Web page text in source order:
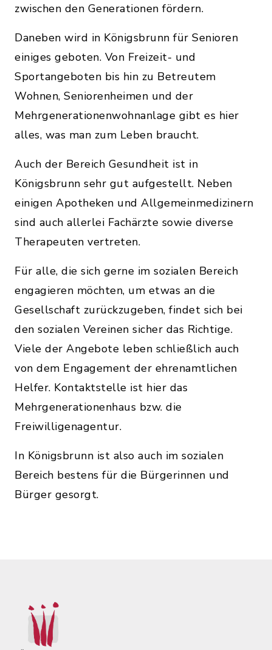
zwischen den Generationen fördern.
Daneben wird in Königsbrunn für Senioren
einiges geboten. Von Freizeit- und
Sportangeboten bis hin zu Betreutem
Wohnen, Seniorenheimen und der
Mehrgenerationenwohnanlage gibt es hier
alles, was man zum Leben braucht.
Auch der Bereich Gesundheit ist in
Königsbrunn sehr gut aufgestellt. Neben
einigen Apotheken und Allgemeinmedizinern
sind auch allerlei Fachärzte sowie diverse
Therapeuten vertreten.
Für alle, die sich gerne im sozialen Bereich
engagieren möchten, um etwas an die
Gesellschaft zurückzugeben, findet sich bei
den sozialen Vereinen sicher das Richtige.
Viele der Angebote leben schließlich auch
von dem Engagement der ehrenamtlichen
Helfer. Kontaktstelle ist hier das
Mehrgenerationenhaus bzw. die
Freiwilligenagentur.
In Königsbrunn ist also auch im sozialen
Bereich bestens für die Bürgerinnen und
Bürger gesorgt.